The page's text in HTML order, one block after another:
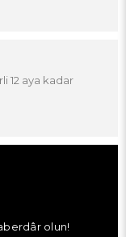
12 aya kadar
olun!